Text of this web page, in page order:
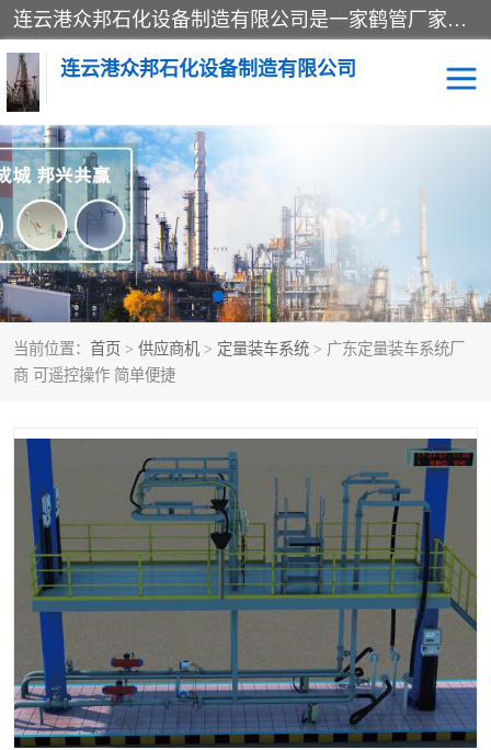
连云港众邦石化设备制造有限公司是一家鹤管厂家主营：鹤管、装车鹤管等，是致力于石油、石化等流体装卸设备(主要产品如鹤管、输油臂、脱缆钩等)的咨询、设计、制造、检测、安装指导、系统调试、维修维护等业务的公司。
连云港众邦石化设备制造有限公司
当前位置： 首页 > 供应商机 > 定量装车系统 > 广东定量装车系统厂
商 可遥控操作 简单便捷
鹤管 顶部装卸鹤管
底部装卸鹤管 LNG低温鹤管
液氨鹤管 液化气鹤管
鹤管配件 活动梯栈台
撬装系统设备